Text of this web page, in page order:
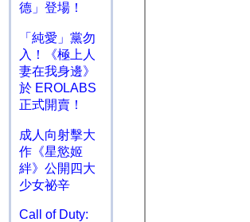
德」登場！
「純愛」黨勿
入！《極上人
妻在我身邊》
於 EROLABS
正式開賣！
成人向射擊大
作《星慾姬
絆》公開四大
少女祕辛
Call of Duty: